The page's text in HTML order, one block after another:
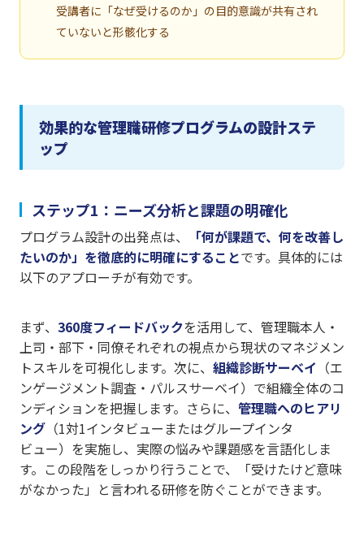
受講者に「なぜ受けるのか」の目的意識が共有され
ていないと形骸化する
効果的な管理職研修プログラムの設計ステ
ップ
ステップ1：ニーズ分析と課題の明確化
プログラム設計の出発点は、
「何が課題で、何を改善し
たいのか」を徹底的に明確にすることです。具体的には
以下のアプローチが有効です。
まず、 360度フィードバックを活用して、管理職本人・
上司・部下・同僚それぞれの視点から現状のマネジメン
トスキルを可視化します。次に、 組織診断サーベイ （エ
ンゲージメント調査・パルスサーベイ）で組織全体のコ
ンディションを把握します。さらに、 管理職へのヒアリ
ング （1対1インタビューまたはグループインタ
ビュー）を実施し、実際の悩みや課題感を言語化しま
す。この段階をしっかり行うことで、「受けたけど意味
がなかった」と言われる研修を防ぐことができます。